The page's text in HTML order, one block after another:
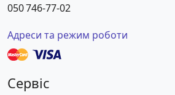
050 746-77-02
Адреси та режим роботи
Сервіс